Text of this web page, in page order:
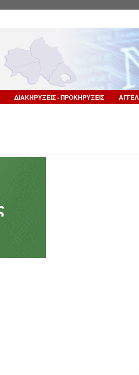
ΔΙΑΚΗΡΥΞΕΙΣ - ΠΡΟΚΗΡΥΞΕΙΣ